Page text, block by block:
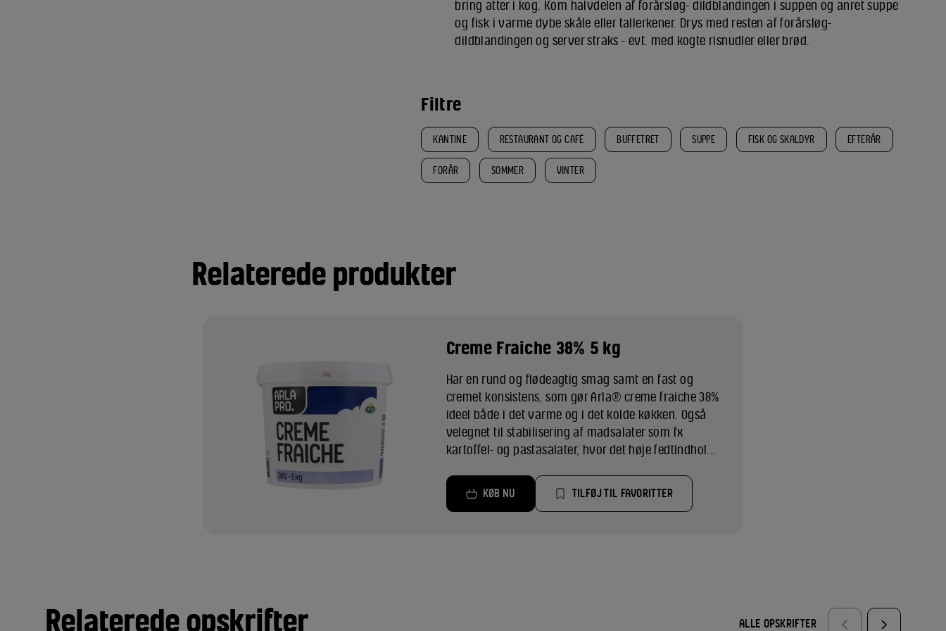
bring atter i kog. Kom halvdelen af forårsløg- dildblandingen i suppen og anret suppe
og fisk i varme dybe skåle eller tallerkener. Drys med resten af forårsløg-
dildblandingen og server straks - evt. med kogte risnudler eller brød.
Filtre
KANTINE RESTAURANT OG CAFÉ BUFFETRET SUPPE FISK OG SKALDYR EFTERÅR
FORÅR SOMMER VINTER
Relaterede produkter
Creme Fraiche 38% 5 kg
Har en rund og flødeagtig smag samt en fast og
cremet konsistens, som gør Arla® creme fraiche 38%
ideel både i det varme og i det kolde køkken. Også
velegnet til stabilisering af madsalater som fx
kartoffel- og pastasalater, hvor det høje fedtindhol...
KØB NU TILFØJ TIL FAVORITTER
Relaterede opskrifter ALLE OPSKRIFTER